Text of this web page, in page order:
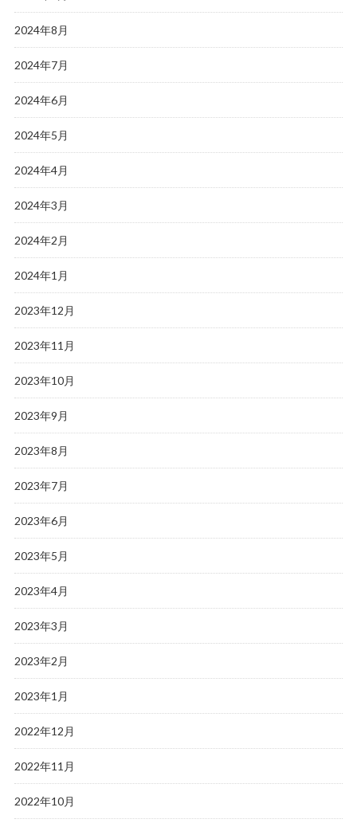
2024年8月
2024年7月
2024年6月
2024年5月
2024年4月
2024年3月
2024年2月
2024年1月
2023年12月
2023年11月
2023年10月
2023年9月
2023年8月
2023年7月
2023年6月
2023年5月
2023年4月
2023年3月
2023年2月
2023年1月
2022年12月
2022年11月
2022年10月